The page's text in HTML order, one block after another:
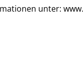
unter: